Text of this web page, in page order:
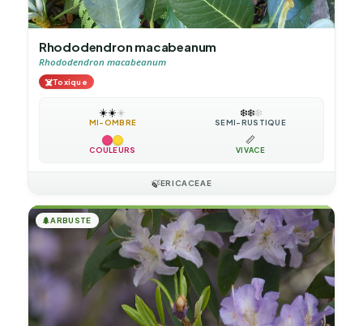
Rhododendron macabeanum
Rhododendron macabeanum
☠️Toxique
☀️☀️☀️
MI-OMBRE
❄️❄️❄️
SEMI-RUSTIQUE
COULEURS
📏
VIVACE
🍃ERICACEAE
🌲ARBUSTE